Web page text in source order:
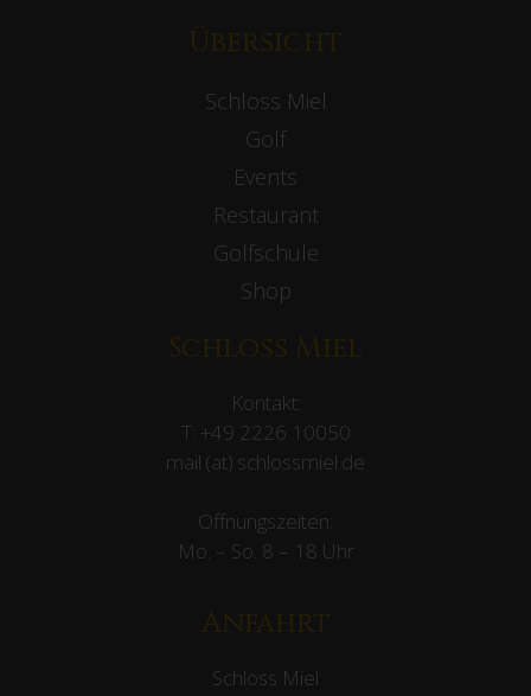
Übersicht
Schloss Miel
Golf
Events
Restaurant
Golfschule
Shop
Schloss Miel
Kontakt:
T: +49 2226 10050
mail (at) schlossmiel.de
Öffnungszeiten:
Mo. – So. 8 – 18 Uhr
Anfahrt
Schloss Miel